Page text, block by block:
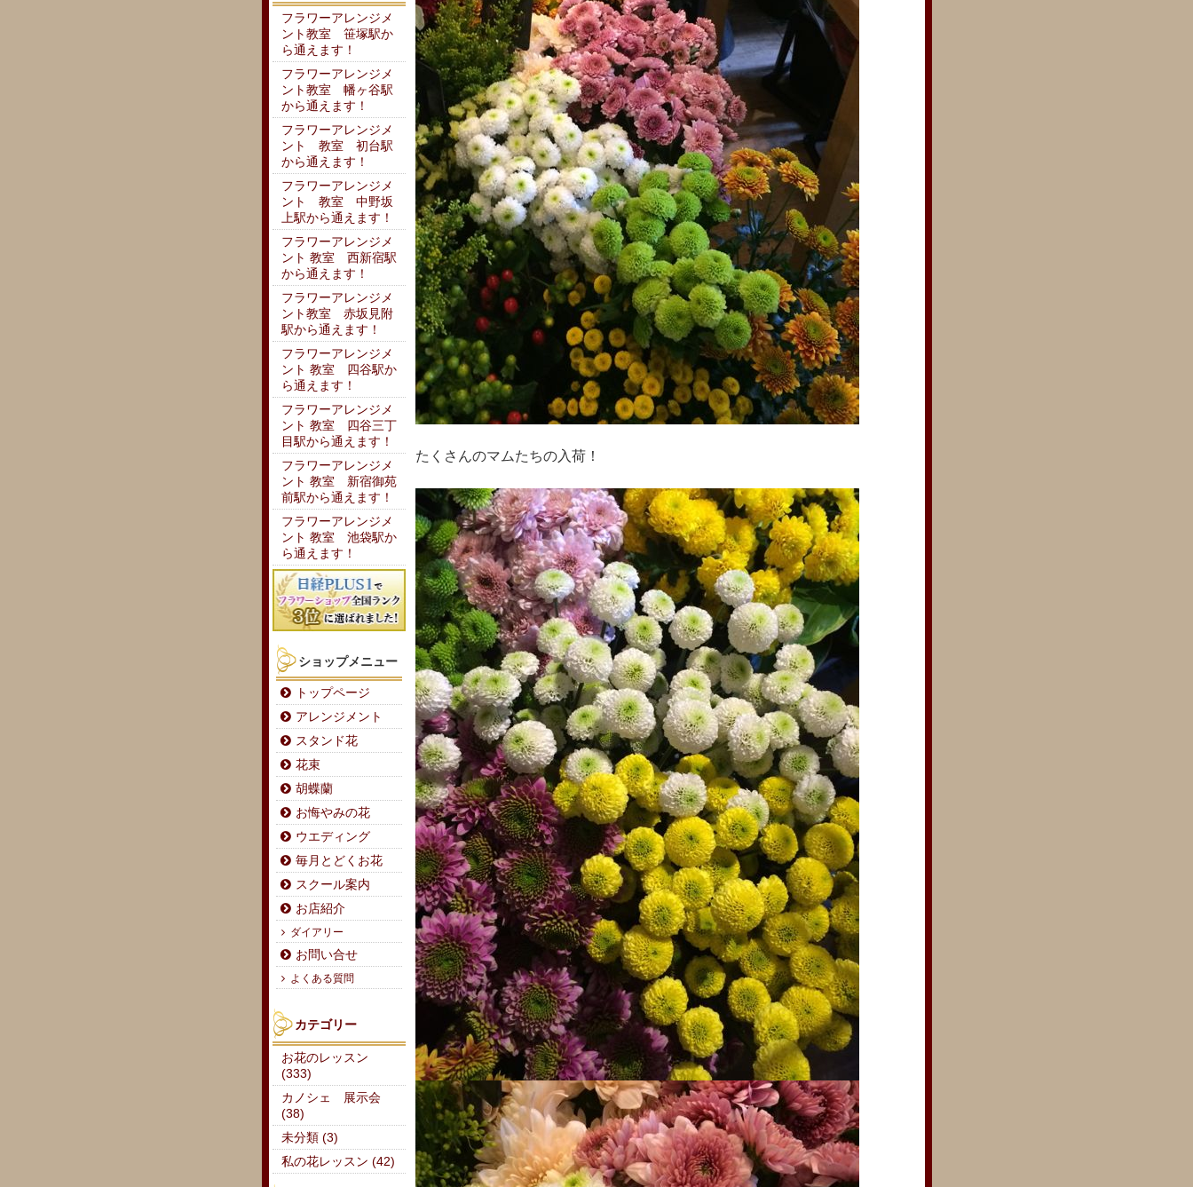
たくさんのマムたちの入荷！
フラワーアレンジメ
ント教室 笹塚駅か
ら通えます！
フラワーアレンジメ
ント教室 幡ヶ谷駅
から通えます！
フラワーアレンジメ
ント 教室 初台駅
から通えます！
フラワーアレンジメ
ント 教室 中野坂
上駅から通えます！
フラワーアレンジメ
ント 教室 西新宿駅
から通えます！
フラワーアレンジメ
ント教室 赤坂見附
駅から通えます！
フラワーアレンジメ
ント 教室 四谷駅か
ら通えます！
フラワーアレンジメ
ント 教室 四谷三丁
目駅から通えます！
フラワーアレンジメ
ント 教室 新宿御苑
前駅から通えます！
フラワーアレンジメ
ント 教室 池袋駅か
ら通えます！
ショップメニュー
トップページ
アレンジメント
スタンド花
花束
胡蝶蘭
お悔やみの花
ウエディング
毎月とどくお花
スクール案内
お店紹介
ダイアリー
お問い合せ
よくある質問
カテゴリー
お花のレッスン
(333)
カノシェ 展示会
(38)
未分類 (3)
私の花レッスン (42)